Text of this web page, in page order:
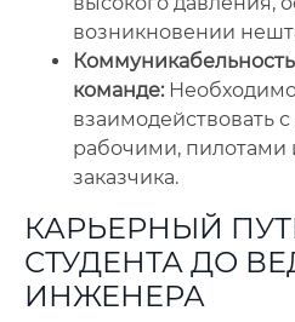
возникновении
команде:
взаимодействовать
рабочими, пилотами
заказчика.
КАРЬЕРНЫЙ
СТУДЕНТА ДО
ИНЖЕНЕРА